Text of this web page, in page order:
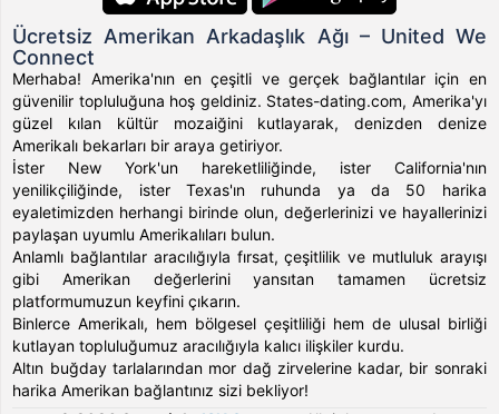
Ücretsiz Amerikan Arkadaşlık Ağı – United We
Connect
Merhaba! Amerika'nın en çeşitli ve gerçek bağlantılar için en
güvenilir topluluğuna hoş geldiniz. States-dating.com, Amerika'yı
güzel kılan kültür mozaiğini kutlayarak, denizden denize
Amerikalı bekarları bir araya getiriyor.
İster New York'un hareketliliğinde, ister California'nın
yenilikçiliğinde, ister Texas'ın ruhunda ya da 50 harika
eyaletimizden herhangi birinde olun, değerlerinizi ve hayallerinizi
paylaşan uyumlu Amerikalıları bulun.
Anlamlı bağlantılar aracılığıyla fırsat, çeşitlilik ve mutluluk arayışı
gibi Amerikan değerlerini yansıtan tamamen ücretsiz
platformumuzun keyfini çıkarın.
Binlerce Amerikalı, hem bölgesel çeşitliliği hem de ulusal birliği
kutlayan topluluğumuz aracılığıyla kalıcı ilişkiler kurdu.
Altın buğday tarlalarından mor dağ zirvelerine kadar, bir sonraki
harika Amerikan bağlantınız sizi bekliyor!